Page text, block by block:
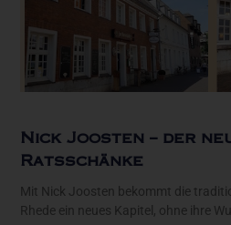
Nick Joosten – der
Ratsschänke
Mit Nick Joosten bekommt die
Rhede ein neues Kapitel, ohne ihre